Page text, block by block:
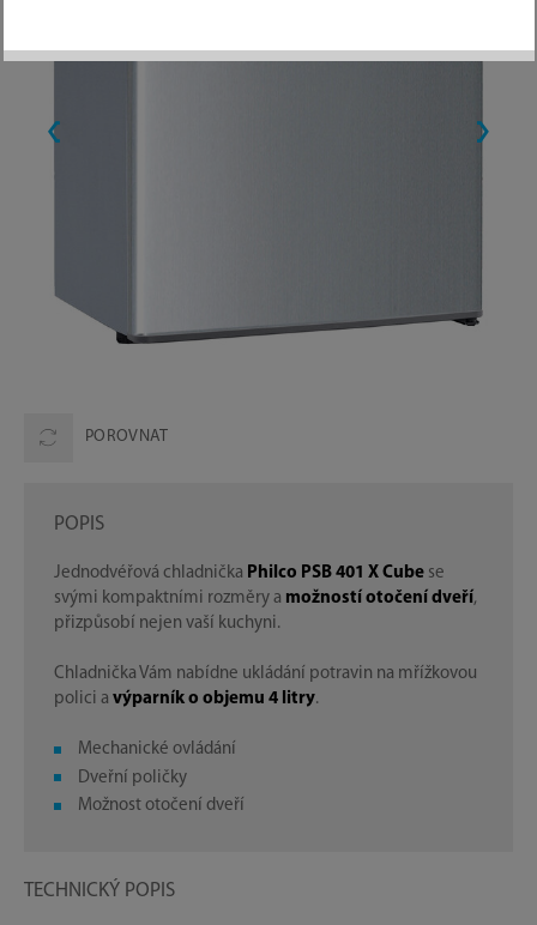
POROVNAT
POPIS
Jednodvéřová chladnička Philco PSB 401 X Cube se
svými kompaktními rozměry a možností otočení dveří,
přizpůsobí nejen vaší kuchyni.
Chladnička Vám nabídne ukládání potravin na mřížkovou
polici a výparník o objemu 4 litry.
Mechanické ovládání
Dveřní poličky
Možnost otočení dveří
TECHNICKÝ POPIS